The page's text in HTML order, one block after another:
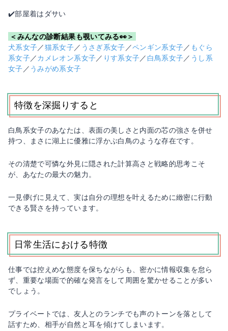
✔️部屋着はダサい
＜みんなの診断結果も覗いてみる👀＞
犬系女子／猫系女子／ うさぎ系女子 ／ペンギン系女子／ もぐら
系女子／カメレオン系女子／ りす系女子／ 白鳥系女子／ うし系
女子 ／ うみがめ系女子
特徴を深掘りすると
白鳥系女子のあなたは、表面の美しさと内面の芯の強さを併せ
持つ、まさに湖上に優雅に浮かぶ白鳥のような存在です。
その清楚で可憐な外見に隠された計算高さと戦略的思考こそ
が、あなたの最大の魅力。
一見儚げに見えて、実は自分の理想を叶えるために緻密に行動
できる賢さを持っています。
日常生活における特徴
仕事では控えめな態度を保ちながらも、密かに情報収集を怠ら
ず、重要な場面で的確な発言をして周囲を驚かせることが多い
でしょう。
プライベートでは、友人とのランチでも声のトーンを落として
話すため、相手が自然と耳を傾けてしまいます。